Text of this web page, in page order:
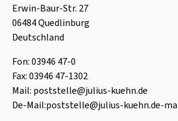
Erwin-Baur-Str. 27
06484Quedlinburg
Deutschland
Fon:03946 47-0
Fax:03946 47-1302
Mail: poststelle@julius-kuehn.de
De-Mail:poststelle@julius-kuehn.de-